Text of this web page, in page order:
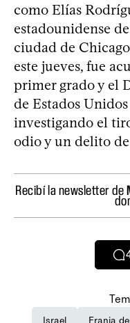
como Elías
estadounidense
ciudad de
este jueves, fue
primer grado y el
de Estados
investigando el
odio y un delito
Recibí la newsletter de
Israel Franja